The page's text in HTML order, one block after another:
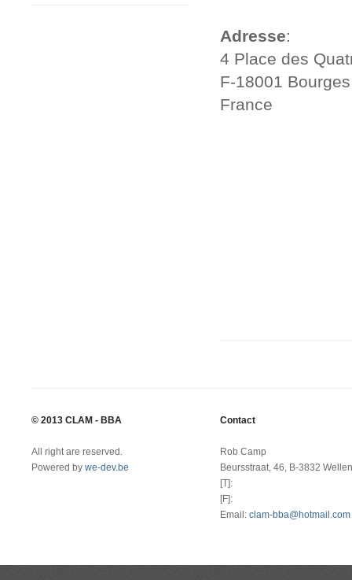
Adresse:
4 Place des
F-18001 Bourges
France
© 2013 CLAM - BBA
All right are reserved.
Powered by we-dev.be
Contact
Rob Camp
Beursstraat, 46, B-3832 Wellen
[T]:
[F]:
Email: clam-bba@hotmail.com